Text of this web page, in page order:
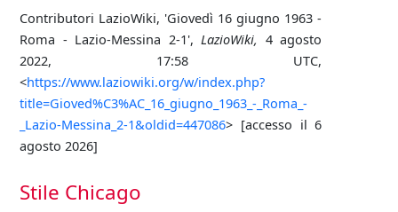
Contributori LazioWiki, 'Giovedì 16 giugno 1963 -
Roma - Lazio-Messina 2-1',LazioWiki, 4 agosto
2022, 17:58 UTC,
<https://www.laziowiki.org/w/index.php?
title=Gioved%C3%AC_16_giugno_1963_-_Roma_-
_Lazio-Messina_2-1&oldid=447086> [accesso il 6
agosto 2026]
Stile Chicago